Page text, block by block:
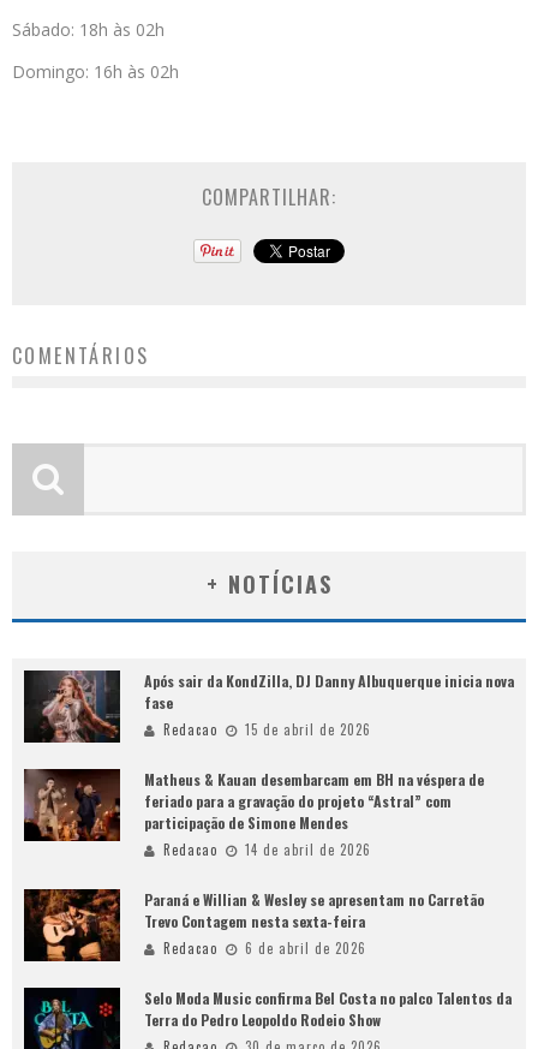
Sábado: 18h às 02h
Domingo: 16h às 02h
COMPARTILHAR:
COMENTÁRIOS
+ NOTÍCIAS
Após sair da KondZilla, DJ Danny Albuquerque inicia nova
fase
Redacao 15 de abril de 2026
Matheus & Kauan desembarcam em BH na véspera de
feriado para a gravação do projeto “Astral” com
participação de Simone Mendes
Redacao 14 de abril de 2026
Paraná e Willian & Wesley se apresentam no Carretão
Trevo Contagem nesta sexta-feira
Redacao 6 de abril de 2026
Selo Moda Music confirma Bel Costa no palco Talentos da
Terra do Pedro Leopoldo Rodeio Show